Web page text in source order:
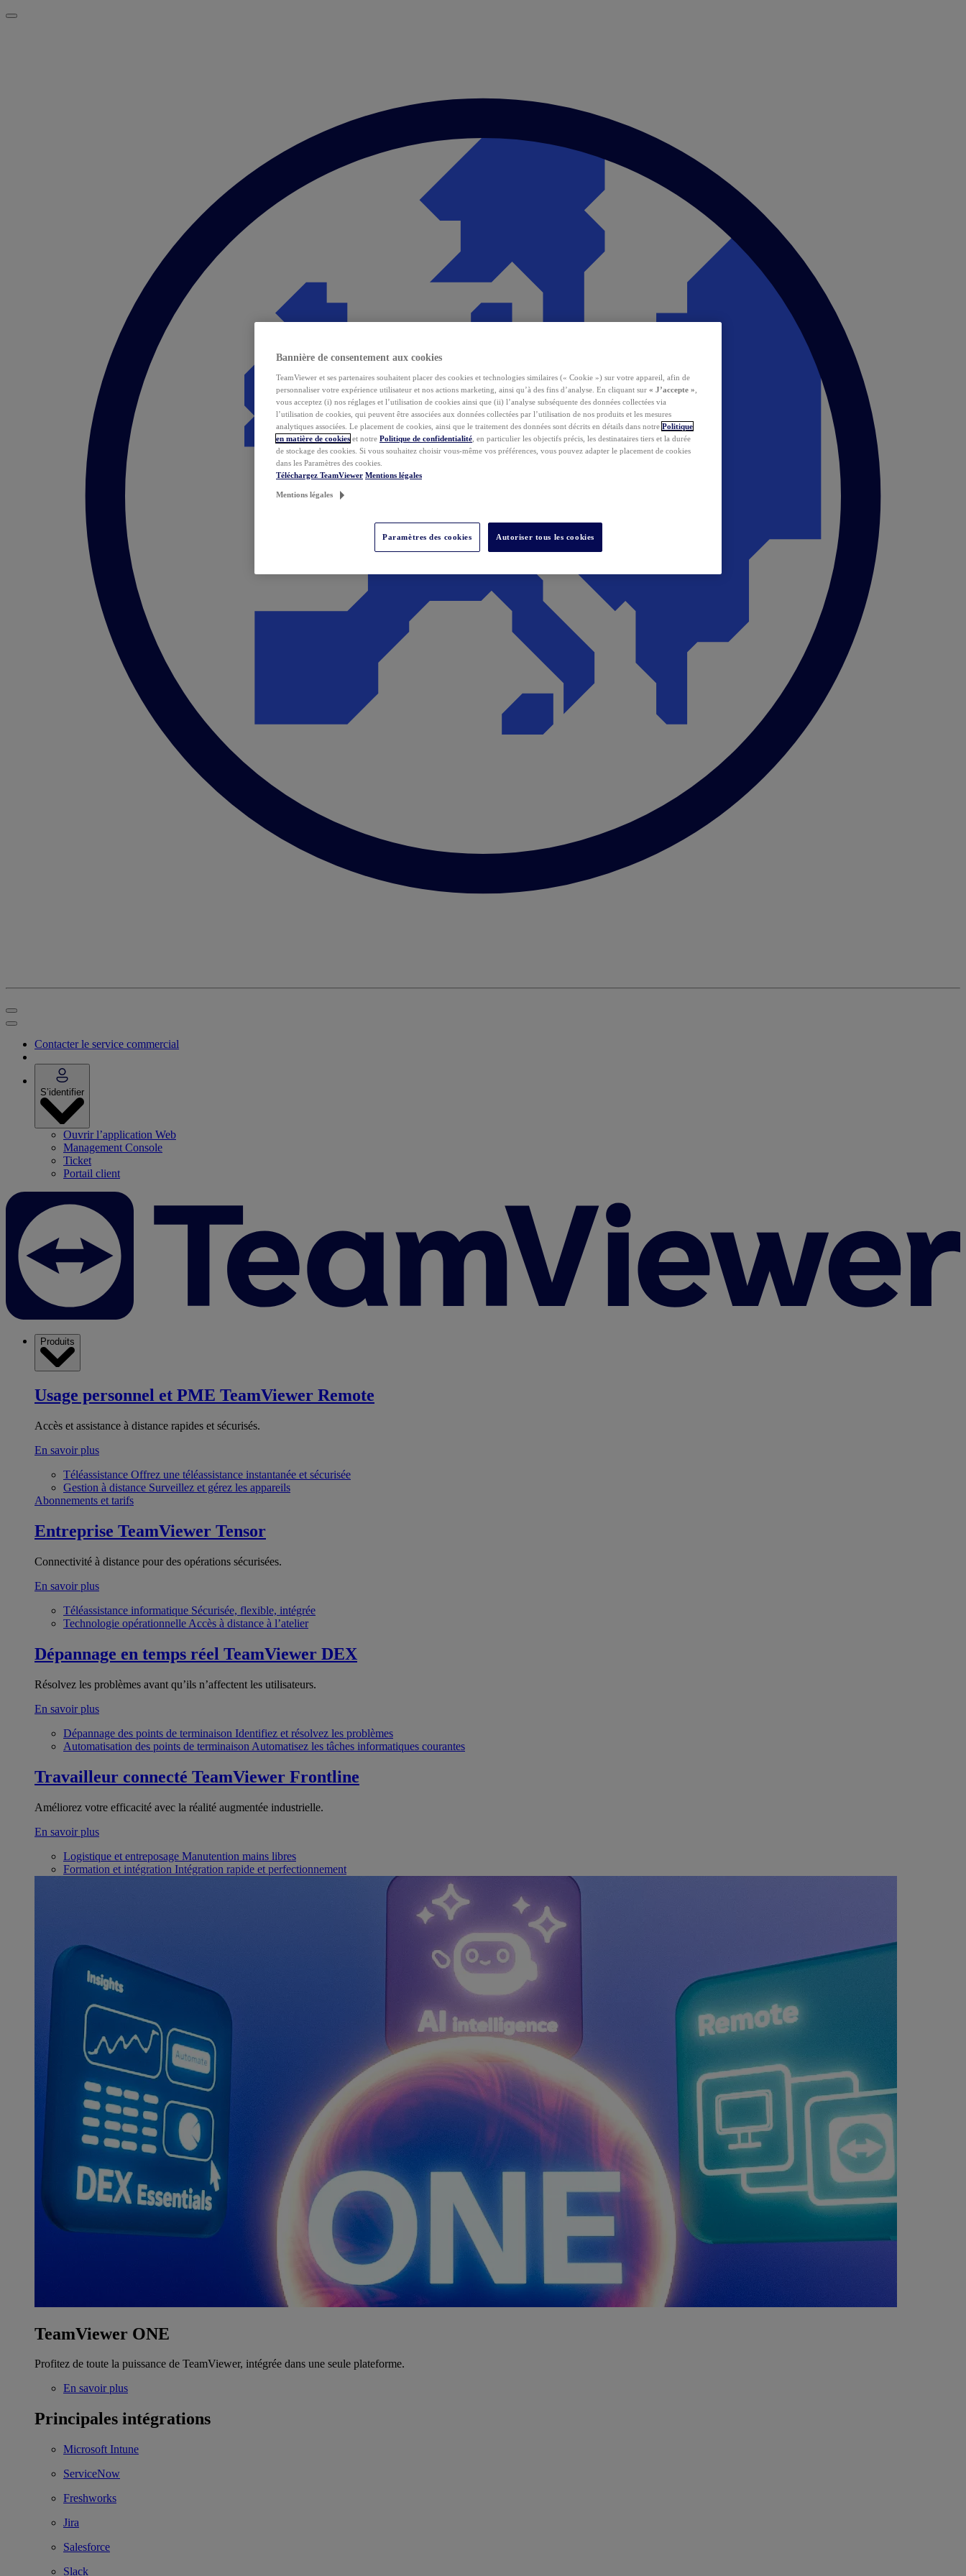
Contacter le service commercial
S’identifier
Ouvrir l’application Web
Management Console
Ticket
Portail client
Produits
Usage personnel et PME TeamViewer Remote
Accès et assistance à distance rapides et sécurisés.
En savoir plus
Téléassistance Offrez une téléassistance instantanée et sécurisée
Gestion à distance Surveillez et gérez les appareils
Abonnements et tarifs
Entreprise TeamViewer Tensor
Connectivité à distance pour des opérations sécurisées.
En savoir plus
Téléassistance informatique Sécurisée, flexible, intégrée
Technologie opérationnelle Accès à distance à l’atelier
Dépannage en temps réel TeamViewer DEX
Résolvez les problèmes avant qu’ils n’affectent les utilisateurs.
En savoir plus
Dépannage des points de terminaison Identifiez et résolvez les problèmes
Automatisation des points de terminaison Automatisez les tâches informatiques courantes
Travailleur connecté TeamViewer Frontline
Améliorez votre efficacité avec la réalité augmentée industrielle.
En savoir plus
Logistique et entreposage Manutention mains libres
Formation et intégration Intégration rapide et perfectionnement
TeamViewer ONE
Profitez de toute la puissance de TeamViewer, intégrée dans une seule plateforme.
En savoir plus
Principales intégrations
Microsoft Intune
ServiceNow
Freshworks
Jira
Salesforce
Slack
Bannière de consentement aux cookies
TeamViewer et ses partenaires souhaitent placer des cookies et technologies similaires (« Cookie ») sur votre appareil, afin de
personnaliser votre expérience utilisateur et nos actions marketing, ainsi qu’à des fins d’analyse. En cliquant sur « J’accepte »
vous acceptez (i) nos réglages et l’utilisation de cookies ainsi que (ii) l’analyse subséquente des données collectées via
l’utilisation de cookies, qui peuvent être associées aux données collectées par l’utilisation de nos produits et les mesures
analytiques associées. Le placement de cookies, ainsi que le traitement des données sont décrits en détails dans notre Politique
en matière de cookies et notre Politique de confidentialité , en particulier les objectifs précis, les destinataires tiers et la durée
de stockage des cookies. Si vous souhaitez choisir vous-même vos préférences, vous pouvez adapter le placement de cookies
dans les Paramètres des cookies.
Téléchargez TeamViewer Mentions légales
Mentions légales
Paramètres des cookies Autoriser tous les cookies